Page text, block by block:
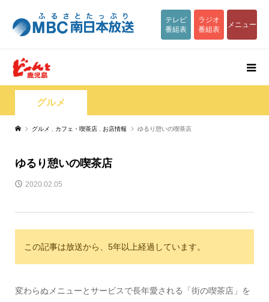
テレビ
番組表
ラジオ
番組表
メニュー
グルメ
グルメ カフェ・喫茶店 お店情報 ゆるり憩いの喫茶店
ゆるり憩いの喫茶店
2020.02.05
この記事は放送から、5年以上経過しています。
変わらぬメニューとサービスで長年愛される「街の喫茶店」を